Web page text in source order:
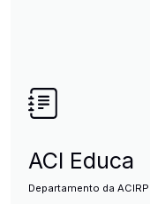
ACI Educa
Departamento da